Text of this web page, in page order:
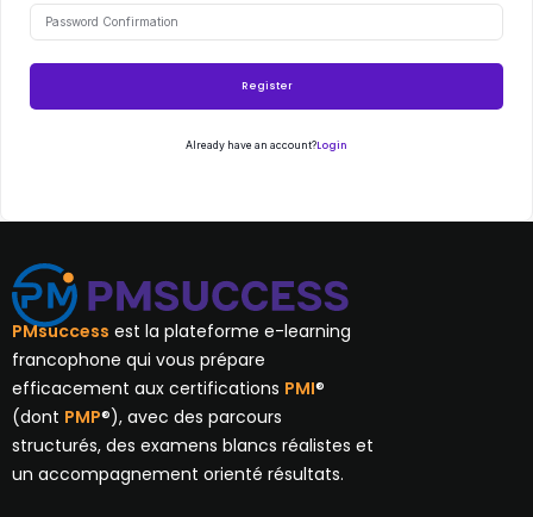
Register
Already have an account?Login
PMsuccess est la plateforme e-learning
francophone qui vous prépare
efficacement aux certifications PMI®
(dont PMP®), avec des parcours
structurés, des examens blancs réalistes et
un accompagnement orienté résultats.